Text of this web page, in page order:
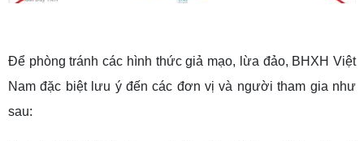
Để phòng tránh các hình thức giả mạo, lừa đảo, BHXH Việt
Nam đặc biệt lưu ý đến các đơn vị và người tham gia như
sau: